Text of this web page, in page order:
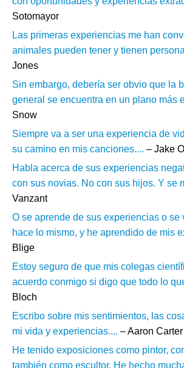
Sotomayor
Las primeras experiencias me han
animales pueden tener y tienen
Jones
Sin embargo, debería ser obvio que la
general se encuentra en un plano más
Snow
Siempre va a ser una experiencia de
su camino en mis canciones.... – Jake
Habla acerca de sus experiencias
con sus novias. No con sus hijos. Y se
Vanzant
O se aprende de sus experiencias o se
hace lo mismo, y he aprendido de mis
Blige
Estoy seguro de que mis colegas
acuerdo conmigo si digo que todo lo
Bloch
Escribo sobre mis sentimientos, las
mi vida y experiencias.... – Aaron Carter
He tenido exposiciones como pintor,
también como escultor. He hecho